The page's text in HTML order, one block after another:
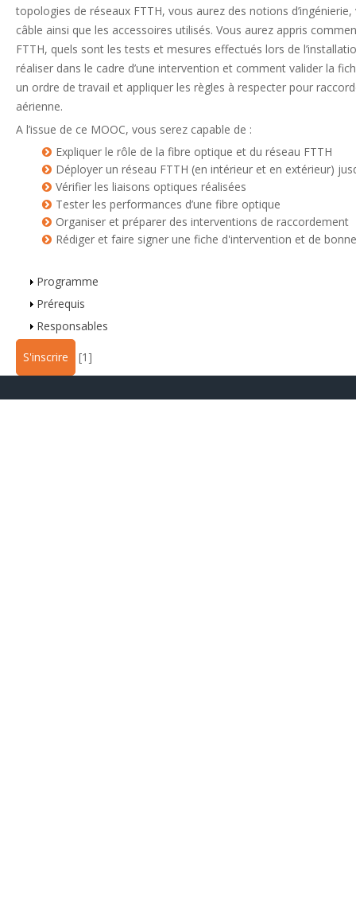
topologies de réseaux FTTH, vous aurez des notions
câble ainsi que les accessoires utilisés. Vous aurez appris
FTTH, quels sont les tests et mesures effectués lors de
réaliser dans le cadre d’une intervention et comment valider la
un ordre de travail et appliquer les règles à respecter pour
aérienne.
A l’issue de ce MOOC, vous serez capable de :
Expliquer le rôle de la fibre optique et du réseau FTTH
Déployer un réseau FTTH (en intérieur et en extérieur)
Vérifier les liaisons optiques réalisées
Tester les performances d’une fibre optique
Organiser et préparer des interventions de raccordement
Rédiger et faire signer une fiche d'intervention et de
Parcours digital
Programme
Prérequis
Responsables
S'inscrire [1]